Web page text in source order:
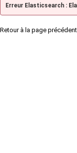
Erreur Elasticsearch :
Retour à la page